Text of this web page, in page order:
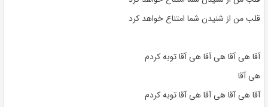
قلب من از شنیدن شما امتناع خواهد کرد
آقا هی آقا هی آقا هی آقا توبه کردم
هی آقا
آقا هی آقا هی آقا هی آقا توبه کردم